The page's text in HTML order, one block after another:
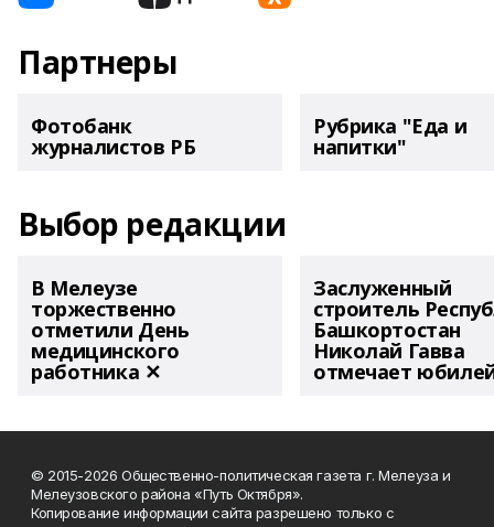
Партнеры
Фотобанк
журналистов РБ
Рубрика "Еда и
напитки"
Выбор редакции
В Мелеузе
торжественно
отметили День
медицинского
работника ✕
Заслуженный
строитель
Башкортостан
Николай Гавва
отмечает
© 2015-2026 Общественно-политическая газета г. Мелеуза и
Мелеузовского района «Путь Октября».
Копирование информации сайта разрешено только с